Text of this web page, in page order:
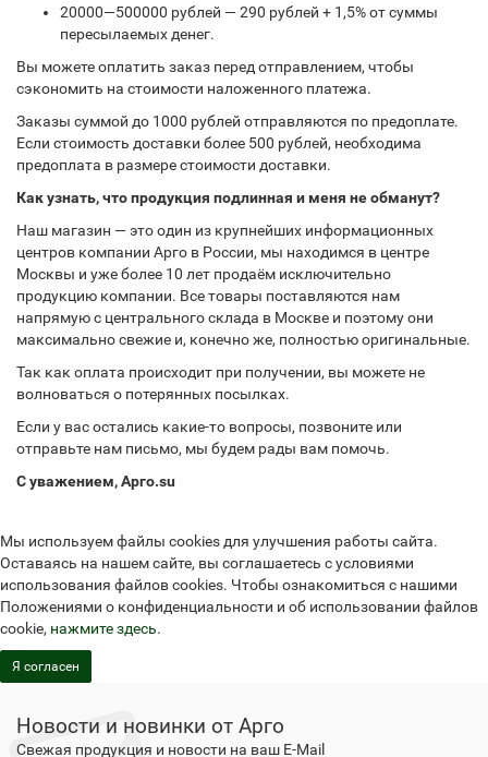
20000—500000 рублей — 290 рублей + 1,5% от суммы
пересылаемых денег.
Вы можете оплатить заказ перед отправлением, чтобы
сэкономить на стоимости наложенного платежа.
Заказы суммой до 1000 рублей отправляются по предоплате.
Если стоимость доставки более 500 рублей, необходима
предоплата в размере стоимости доставки.
Как узнать, что продукция подлинная и меня не обманут?
Наш магазин — это один из крупнейших информационных
центров компании Арго в России, мы находимся в центре
Москвы и уже более 10 лет продаём исключительно
продукцию компании. Все товары поставляются нам
напрямую с центрального склада в Москве и поэтому они
максимально свежие и, конечно же, полностью оригинальные.
Так как оплата происходит при получении, вы можете не
волноваться о потерянных посылках.
Если у вас остались какие-то вопросы, позвоните или
отправьте нам письмо, мы будем рады вам помочь.
С уважением, Арго.su
Мы используем файлы cookies для улучшения работы сайта.
Оставаясь на нашем сайте, вы соглашаетесь с условиями
использования файлов cookies. Чтобы ознакомиться с нашими
Положениями о конфиденциальности и об использовании файлов
cookie, нажмите здесь.
Я согласен
Новости и новинки от Арго
Свежая продукция и новости на ваш E-Mail